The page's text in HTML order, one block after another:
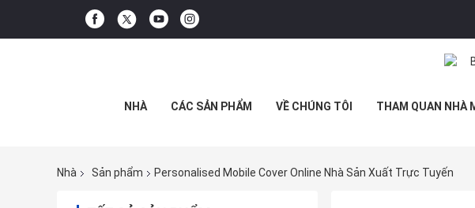
NHÀ CÁC SẢN PHẨM VỀ CHÚNG TÔI THAM QUAN NHÀ
Nhà Sản phẩm Personalised Mobile Cover Online Nhà Sản Xuất Trực Tuyến